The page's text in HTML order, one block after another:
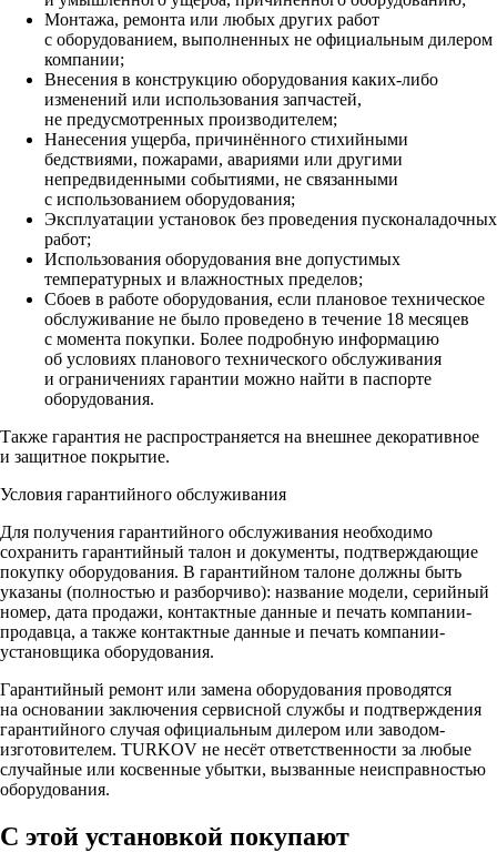
Монтажа, ремонта или любых других работ
с оборудованием, выполненных не официальным дилером
компании;
Внесения в конструкцию оборудования каких‑либо
изменений или использования запчастей,
не предусмотренных производителем;
Нанесения ущерба, причинённого стихийными
бедствиями, пожарами, авариями или другими
непредвиденными событиями, не связанными
с использованием оборудования;
Эксплуатации установок без проведения пусконаладочных
работ;
Использования оборудования вне допустимых
температурных и влажностных пределов;
Сбоев в работе оборудования, если плановое техническое
обслуживание не было проведено в течение 18 месяцев
с момента покупки. Более подробную информацию
об условиях планового технического обслуживания
и ограничениях гарантии можно найти в паспорте
оборудования.
Также гарантия не распространяется на внешнее декоративное
и защитное покрытие.
Условия гарантийного обслуживания
Для получения гарантийного обслуживания необходимо
сохранить гарантийный талон и документы, подтверждающие
покупку оборудования. В гарантийном талоне должны быть
указаны (полностью и разборчиво): название модели, серийный
номер, дата продажи, контактные данные и печать компании-
продавца, а также контактные данные и печать компании-
установщика оборудования.
Гарантийный ремонт или замена оборудования проводятся
на основании заключения сервисной службы и подтверждения
гарантийного случая официальным дилером или заводом-
изготовителем. TURKOV не несёт ответственности за любые
случайные или косвенные убытки, вызванные неисправностью
оборудования.
С этой установкой покупают